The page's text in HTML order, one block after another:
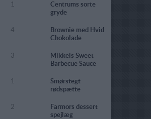
1
Centrums sorte
gryde
4
Brownie med Hvid
Chokolade
3
Mikkels Sweet
Barbecue Sauce
1
Smørstegt
rødspætte
2
Farmors dessert
spejlæg